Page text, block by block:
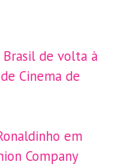
Brasil de volta à
Cinema de
em
Company